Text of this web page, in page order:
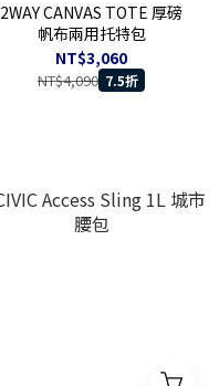
2WAY CANVAS TOTE 厚磅
帆布兩用托特包
NT$3,060
NT$4,090 7.5折